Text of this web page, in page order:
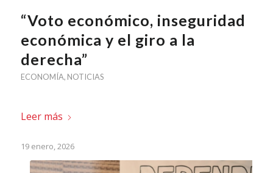
“Voto económico, inseguridad
económica y el giro a la
derecha”
ECONOMÍA, NOTICIAS
Leer más
19 enero, 2026